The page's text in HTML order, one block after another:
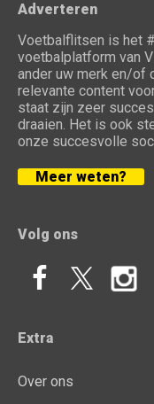
Adverteren
Voetbalflitsen is het
voetbalplatform van
ander uw merk en/of
relevante content
staat zijn zeer
draaien. Het is ook
onze succesvolle
Meer weten?
Volg ons
Extra
Over ons